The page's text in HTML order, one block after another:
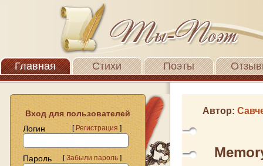
Главная Стихи Поэты
Вход для пользователей
Логин
[Регистрация]
Пароль [Забыли пароль]
Автор: